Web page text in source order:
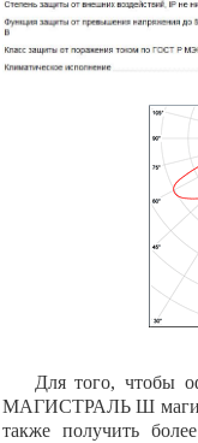
Для того, чтобы
МАГИСТРАЛЬ Ш
также получить